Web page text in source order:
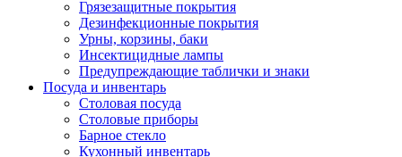
Грязезащитные покрытия
Дезинфекционные покрытия
Урны, корзины, баки
Инсектицидные лампы
Предупреждающие таблички и знаки
Посуда и инвентарь
Столовая посуда
Столовые приборы
Барное стекло
Кухонный инвентарь